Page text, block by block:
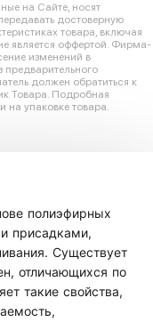
на Сайте, носят
достоверную
товара, включая
является оффертой. Фирма-
изменений в
предварительного
должен обратиться к
Товара. Подробная
на упаковке товара.
полиэфирных
присадками,
Существует
отличающихся по
такие свойства,